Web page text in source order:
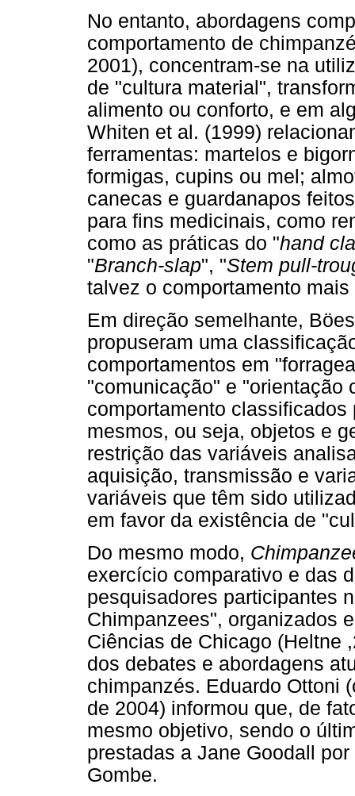
No entanto, abordagens
comportamento de
2001), concentram-se na
de "cultura material",
alimento ou conforto, e em
Whiten et al. (1999)
ferramentas: martelos e
formigas, cupins ou mel;
canecas e guardanapos
para fins medicinais, como
como as práticas do "hand
"Branch-slap", "Stem pull-
talvez o comportamento
Em direção semelhante,
propuseram uma
comportamentos em
"comunicação" e "orientação
comportamento
mesmos, ou seja, objetos e
restrição das variáveis
aquisição, transmissão e
variáveis que têm sido
em favor da existência de
Do mesmo modo,
exercício comparativo e das
pesquisadores participantes
Chimpanzees", organizados
Ciências de Chicago (Heltne
dos debates e abordagens
chimpanzés. Eduardo Ottoni
de 2004) informou que, de
mesmo objetivo, sendo o
prestadas a Jane Goodall
Gombe.